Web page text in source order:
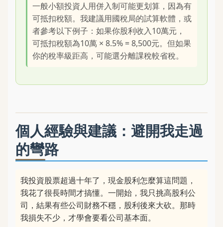
一般小額投資人用併入制可能更划算，因為有
可抵扣稅額。我建議用國稅局的試算軟體，或
者參考以下例子：如果你股利收入10萬元，
可抵扣稅額為10萬 × 8.5% = 8,500元。但如果
你的稅率級距高，可能選分離課稅較省稅。
個人經驗與建議：避開我走過
的彎路
我投資股票超過十年了，現金股利怎麼算這問題，
我花了很長時間才搞懂。一開始，我只挑高股利公
司，結果有些公司財務不穩，股利後來大砍。那時
我損失不少，才學會要看公司基本面。